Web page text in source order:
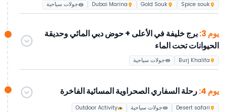
Spice souk
Gold Souk
Dubai Marina جولات سياحية
يوم 3:
برج خليفة في الأعلى + حوض دبي المائي وحديقة
الحيوانات تحت الماء
Burj Khalifa جولات سياحية
يوم 4: رحلة السفاري الصحراوية المسائية الفاخرة
Desert safari جولات سياحية Outdoor Activity